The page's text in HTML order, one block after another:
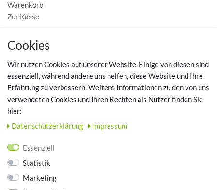
Warenkorb
Zur Kasse
MEIN KONTO
TOP SCHUHTHEMEN
Hausschuhe - Bequeme Schuhe für zuhause
Datenschutz
AGB
Cookies
Wir nutzen Cookies auf unserer Website. Einige von diesen sind
essenziell, während andere uns helfen, diese Website und Ihre
Erfahrung zu verbessern. Weitere Informationen zu den von uns
verwendeten Cookies und Ihren Rechten als Nutzer finden Sie
hier:
Daten­schutz­erklärung
Impressum
Essenziell
Statistik
Marketing